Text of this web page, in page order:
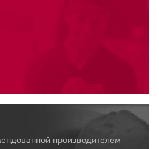
производителем